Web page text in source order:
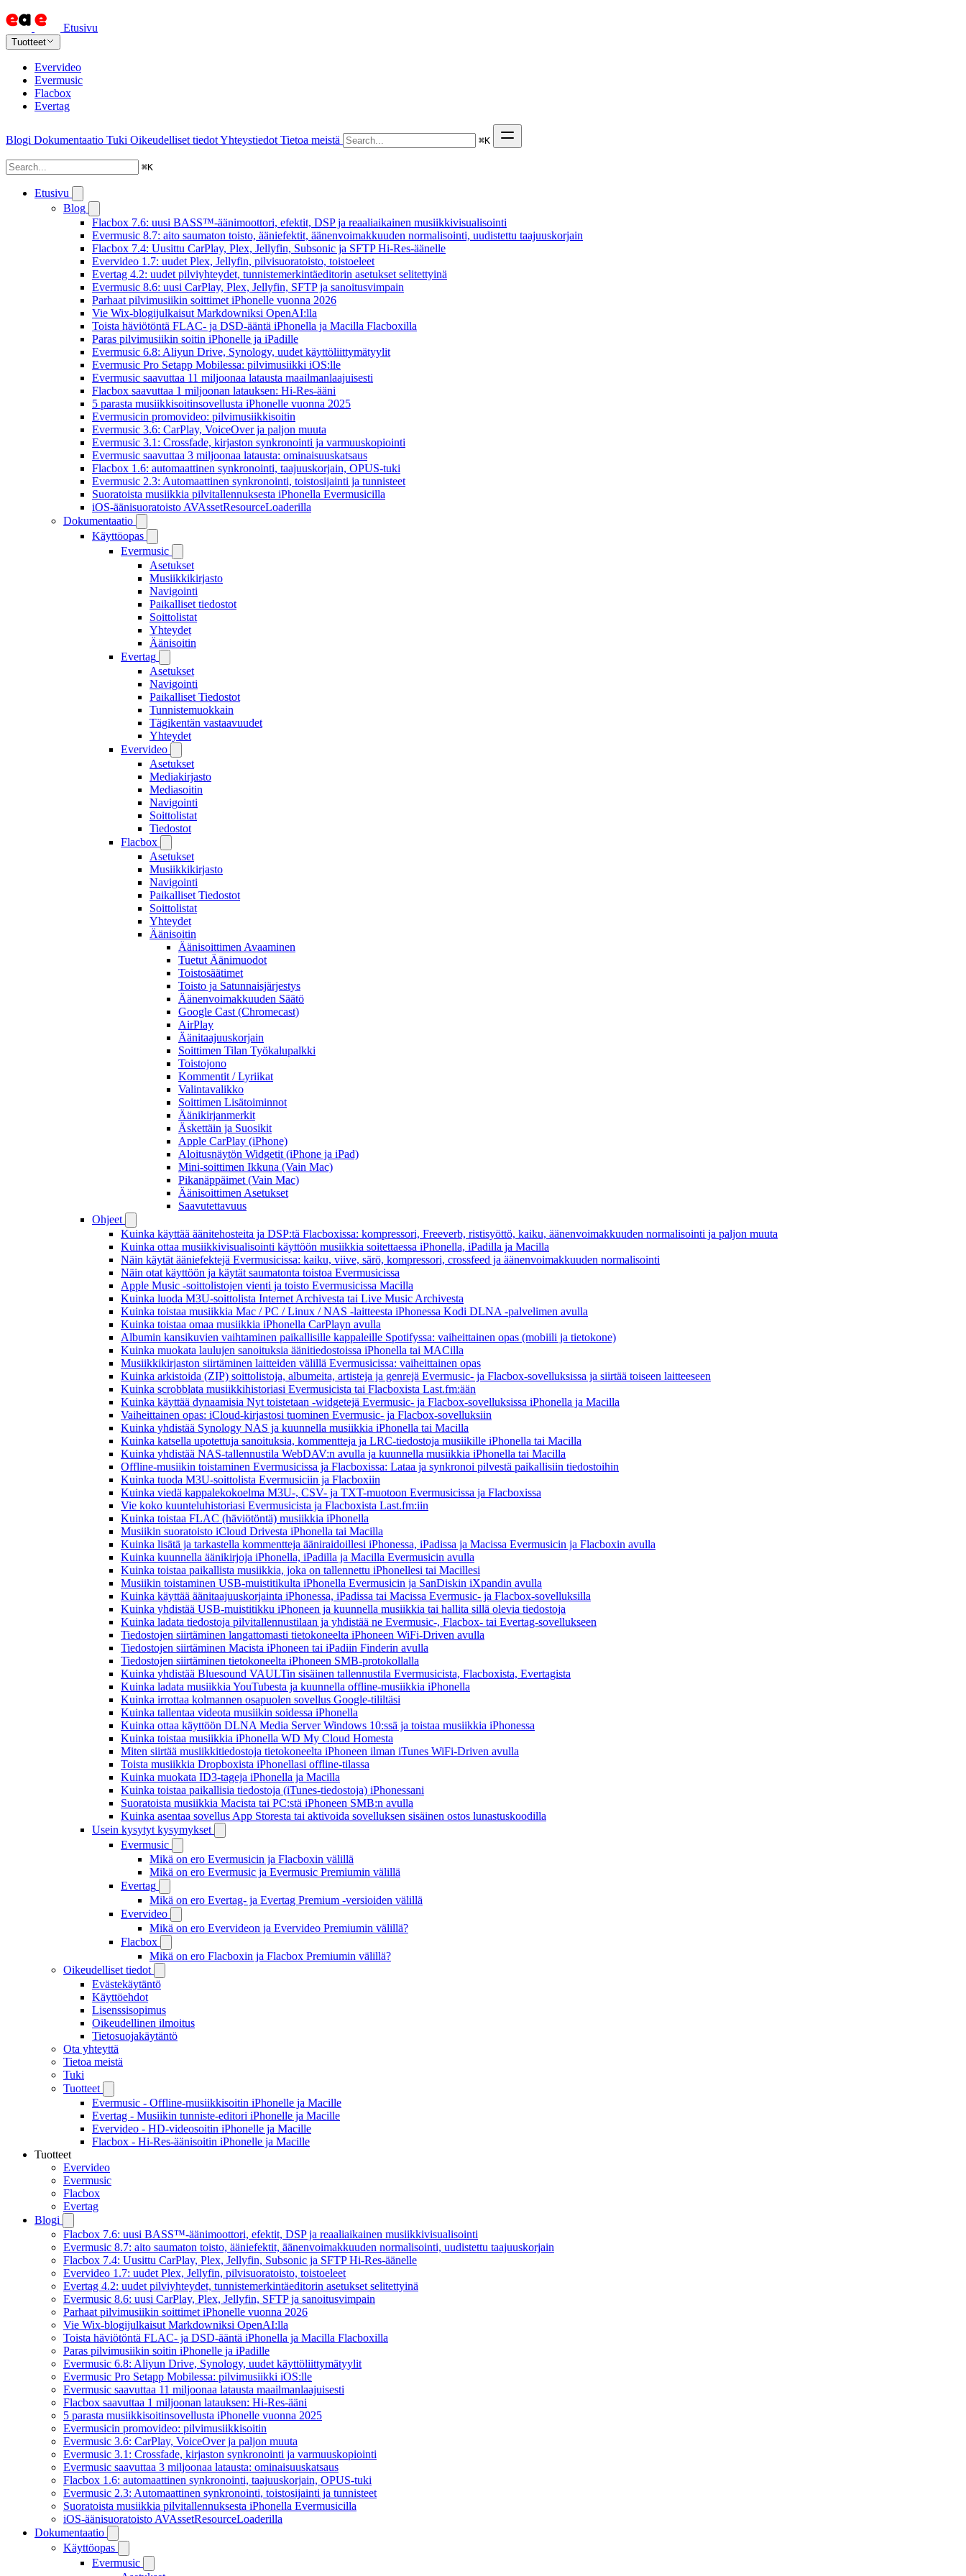
Etusivu
Tuotteet
Evervideo
Evermusic
Flacbox
Evertag
Blogi Dokumentaatio Tuki Oikeudelliset tiedotYhteystiedot Tietoa meistä ⌘K
⌘K
Etusivu
Blog
Flacbox 7.6: uusi BASS™-äänimoottori, efektit, DSP ja reaaliaikainen musiikkivisualisointi
Evermusic 8.7: aito saumaton toisto, ääniefektit, äänenvoimakkuuden normalisointi, uudistettu taajuuskorjain
Flacbox 7.4: Uusittu CarPlay, Plex, Jellyfin, Subsonic ja SFTP Hi-Res-äänelle
Evervideo 1.7: uudet Plex, Jellyfin, pilvisuoratoisto, toistoeleet
Evertag 4.2: uudet pilviyhteydet, tunnistemerkintäeditorin asetukset selitettyinä
Evermusic 8.6: uusi CarPlay, Plex, Jellyfin, SFTP ja sanoitusvimpain
Parhaat pilvimusiikin soittimet iPhonelle vuonna 2026
Vie Wix-blogijulkaisut Markdowniksi OpenAI:lla
Toista häviötöntä FLAC- ja DSD-ääntä iPhonella ja Macilla Flacboxilla
Paras pilvimusiikin soitin iPhonelle ja iPadille
Evermusic 6.8: Aliyun Drive, Synology, uudet käyttöliittymätyylit
Evermusic Pro Setapp Mobilessa: pilvimusiikki iOS:lle
Evermusic saavuttaa 11 miljoonaa latausta maailmanlaajuisesti
Flacbox saavuttaa 1 miljoonan latauksen: Hi-Res-ääni
5 parasta musiikkisoitinsovellusta iPhonelle vuonna 2025
Evermusicin promovideo: pilvimusiikkisoitin
Evermusic 3.6: CarPlay, VoiceOver ja paljon muuta
Evermusic 3.1: Crossfade, kirjaston synkronointi ja varmuuskopiointi
Evermusic saavuttaa 3 miljoonaa latausta: ominaisuuskatsaus
Flacbox 1.6: automaattinen synkronointi, taajuuskorjain, OPUS-tuki
Evermusic 2.3: Automaattinen synkronointi, toistosijainti ja tunnisteet
Suoratoista musiikkia pilvitallennuksesta iPhonella Evermusicilla
iOS-äänisuoratoisto AVAssetResourceLoaderilla
Dokumentaatio
Käyttöopas
Evermusic
Asetukset
Musiikkikirjasto
Navigointi
Paikalliset tiedostot
Soittolistat
Yhteydet
Äänisoitin
Evertag
Asetukset
Navigointi
Paikalliset Tiedostot
Tunnistemuokkain
Tägikentän vastaavuudet
Yhteydet
Evervideo
Asetukset
Mediakirjasto
Mediasoitin
Navigointi
Soittolistat
Tiedostot
Flacbox
Asetukset
Musiikkikirjasto
Navigointi
Paikalliset Tiedostot
Soittolistat
Yhteydet
Äänisoitin
Äänisoittimen Avaaminen
Tuetut Äänimuodot
Toistosäätimet
Toisto ja Satunnaisjärjestys
Äänenvoimakkuuden Säätö
Google Cast (Chromecast)
AirPlay
Äänitaajuuskorjain
Soittimen Tilan Työkalupalkki
Toistojono
Kommentit / Lyriikat
Valintavalikko
Soittimen Lisätoiminnot
Äänikirjanmerkit
Äskettäin ja Suosikit
Apple CarPlay (iPhone)
Aloitusnäytön Widgetit (iPhone ja iPad)
Mini-soittimen Ikkuna (Vain Mac)
Pikanäppäimet (Vain Mac)
Äänisoittimen Asetukset
Saavutettavuus
Ohjeet
Kuinka käyttää äänitehosteita ja DSP:tä Flacboxissa: kompressori, Freeverb, ristisyöttö, kaiku, äänenvoimakkuuden normalisointi ja paljon muuta
Kuinka ottaa musiikkivisualisointi käyttöön musiikkia soitettaessa iPhonella, iPadilla ja Macilla
Näin käytät ääniefektejä Evermusicissa: kaiku, viive, särö, kompressori, crossfeed ja äänenvoimakkuuden normalisointi
Näin otat käyttöön ja käytät saumatonta toistoa Evermusicissa
Apple Music -soittolistojen vienti ja toisto Evermusicissa Macilla
Kuinka luoda M3U-soittolista Internet Archivesta tai Live Music Archivesta
Kuinka toistaa musiikkia Mac / PC / Linux / NAS -laitteesta iPhonessa Kodi DLNA -palvelimen avulla
Kuinka toistaa omaa musiikkia iPhonella CarPlayn avulla
Albumin kansikuvien vaihtaminen paikallisille kappaleille Spotifyssa: vaiheittainen opas (mobiili ja tietokone)
Kuinka muokata laulujen sanoituksia äänitiedostoissa iPhonella tai MACilla
Musiikkikirjaston siirtäminen laitteiden välillä Evermusicissa: vaiheittainen opas
Kuinka arkistoida (ZIP) soittolistoja, albumeita, artisteja ja genrejä Evermusic- ja Flacbox-sovelluksissa ja siirtää toiseen laitteeseen
Kuinka scrobblata musiikkihistoriasi Evermusicista tai Flacboxista Last.fm:ään
Kuinka käyttää dynaamisia Nyt toistetaan -widgetejä Evermusic- ja Flacbox-sovelluksissa iPhonella ja Macilla
Vaiheittainen opas: iCloud-kirjastosi tuominen Evermusic- ja Flacbox-sovelluksiin
Kuinka yhdistää Synology NAS ja kuunnella musiikkia iPhonella tai Macilla
Kuinka katsella upotettuja sanoituksia, kommentteja ja LRC-tiedostoja musiikille iPhonella tai Macilla
Kuinka yhdistää NAS-tallennustila WebDAV:n avulla ja kuunnella musiikkia iPhonella tai Macilla
Offline-musiikin toistaminen Evermusicissa ja Flacboxissa: Lataa ja synkronoi pilvestä paikallisiin tiedostoihin
Kuinka tuoda M3U-soittolista Evermusiciin ja Flacboxiin
Kuinka viedä kappalekokoelma M3U-, CSV- ja TXT-muotoon Evermusicissa ja Flacboxissa
Vie koko kuunteluhistoriasi Evermusicista ja Flacboxista Last.fm:iin
Kuinka toistaa FLAC (häviötöntä) musiikkia iPhonella
Musiikin suoratoisto iCloud Drivesta iPhonella tai Macilla
Kuinka lisätä ja tarkastella kommentteja ääniraidoillesi iPhonessa, iPadissa ja Macissa Evermusicin ja Flacboxin avulla
Kuinka kuunnella äänikirjoja iPhonella, iPadilla ja Macilla Evermusicin avulla
Kuinka toistaa paikallista musiikkia, joka on tallennettu iPhonellesi tai Macillesi
Musiikin toistaminen USB-muistitikulta iPhonella Evermusicin ja SanDiskin iXpandin avulla
Kuinka käyttää äänitaajuuskorjainta iPhonessa, iPadissa tai Macissa Evermusic- ja Flacbox-sovelluksilla
Kuinka yhdistää USB-muistitikku iPhoneen ja kuunnella musiikkia tai hallita sillä olevia tiedostoja
Kuinka ladata tiedostoja pilvitallennustilaan ja yhdistää ne Evermusic-, Flacbox- tai Evertag-sovellukseen
Tiedostojen siirtäminen langattomasti tietokoneelta iPhoneen WiFi-Driven avulla
Tiedostojen siirtäminen Macista iPhoneen tai iPadiin Finderin avulla
Tiedostojen siirtäminen tietokoneelta iPhoneen SMB-protokollalla
Kuinka yhdistää Bluesound VAULTin sisäinen tallennustila Evermusicista, Flacboxista, Evertagista
Kuinka ladata musiikkia YouTubesta ja kuunnella offline-musiikkia iPhonella
Kuinka irrottaa kolmannen osapuolen sovellus Google-tililtäsi
Kuinka tallentaa videota musiikin soidessa iPhonella
Kuinka ottaa käyttöön DLNA Media Server Windows 10:ssä ja toistaa musiikkia iPhonessa
Kuinka toistaa musiikkia iPhonella WD My Cloud Homesta
Miten siirtää musiikkitiedostoja tietokoneelta iPhoneen ilman iTunes WiFi-Driven avulla
Toista musiikkia Dropboxista iPhonellasi offline-tilassa
Kuinka muokata ID3-tageja iPhonella ja Macilla
Kuinka toistaa paikallisia tiedostoja (iTunes-tiedostoja) iPhonessani
Suoratoista musiikkia Macista tai PC:stä iPhoneen SMB:n avulla
Kuinka asentaa sovellus App Storesta tai aktivoida sovelluksen sisäinen ostos lunastuskoodilla
Usein kysytyt kysymykset
Evermusic
Mikä on ero Evermusicin ja Flacboxin välillä
Mikä on ero Evermusic ja Evermusic Premiumin välillä
Evertag
Mikä on ero Evertag- ja Evertag Premium -versioiden välillä
Evervideo
Mikä on ero Evervideon ja Evervideo Premiumin välillä?
Flacbox
Mikä on ero Flacboxin ja Flacbox Premiumin välillä?
Oikeudelliset tiedot
Evästekäytäntö
Käyttöehdot
Lisenssisopimus
Oikeudellinen ilmoitus
Tietosuojakäytäntö
Ota yhteyttä
Tietoa meistä
Tuki
Tuotteet
Evermusic - Offline-musiikkisoitin iPhonelle ja Macille
Evertag - Musiikin tunniste-editori iPhonelle ja Macille
Evervideo - HD-videosoitin iPhonelle ja Macille
Flacbox - Hi-Res-äänisoitin iPhonelle ja Macille
Tuotteet
Evervideo
Evermusic
Flacbox
Evertag
Blogi
Flacbox 7.6: uusi BASS™-äänimoottori, efektit, DSP ja reaaliaikainen musiikkivisualisointi
Evermusic 8.7: aito saumaton toisto, ääniefektit, äänenvoimakkuuden normalisointi, uudistettu taajuuskorjain
Flacbox 7.4: Uusittu CarPlay, Plex, Jellyfin, Subsonic ja SFTP Hi-Res-äänelle
Evervideo 1.7: uudet Plex, Jellyfin, pilvisuoratoisto, toistoeleet
Evertag 4.2: uudet pilviyhteydet, tunnistemerkintäeditorin asetukset selitettyinä
Evermusic 8.6: uusi CarPlay, Plex, Jellyfin, SFTP ja sanoitusvimpain
Parhaat pilvimusiikin soittimet iPhonelle vuonna 2026
Vie Wix-blogijulkaisut Markdowniksi OpenAI:lla
Toista häviötöntä FLAC- ja DSD-ääntä iPhonella ja Macilla Flacboxilla
Paras pilvimusiikin soitin iPhonelle ja iPadille
Evermusic 6.8: Aliyun Drive, Synology, uudet käyttöliittymätyylit
Evermusic Pro Setapp Mobilessa: pilvimusiikki iOS:lle
Evermusic saavuttaa 11 miljoonaa latausta maailmanlaajuisesti
Flacbox saavuttaa 1 miljoonan latauksen: Hi-Res-ääni
5 parasta musiikkisoitinsovellusta iPhonelle vuonna 2025
Evermusicin promovideo: pilvimusiikkisoitin
Evermusic 3.6: CarPlay, VoiceOver ja paljon muuta
Evermusic 3.1: Crossfade, kirjaston synkronointi ja varmuuskopiointi
Evermusic saavuttaa 3 miljoonaa latausta: ominaisuuskatsaus
Flacbox 1.6: automaattinen synkronointi, taajuuskorjain, OPUS-tuki
Evermusic 2.3: Automaattinen synkronointi, toistosijainti ja tunnisteet
Suoratoista musiikkia pilvitallennuksesta iPhonella Evermusicilla
iOS-äänisuoratoisto AVAssetResourceLoaderilla
Dokumentaatio
Käyttöopas
Evermusic